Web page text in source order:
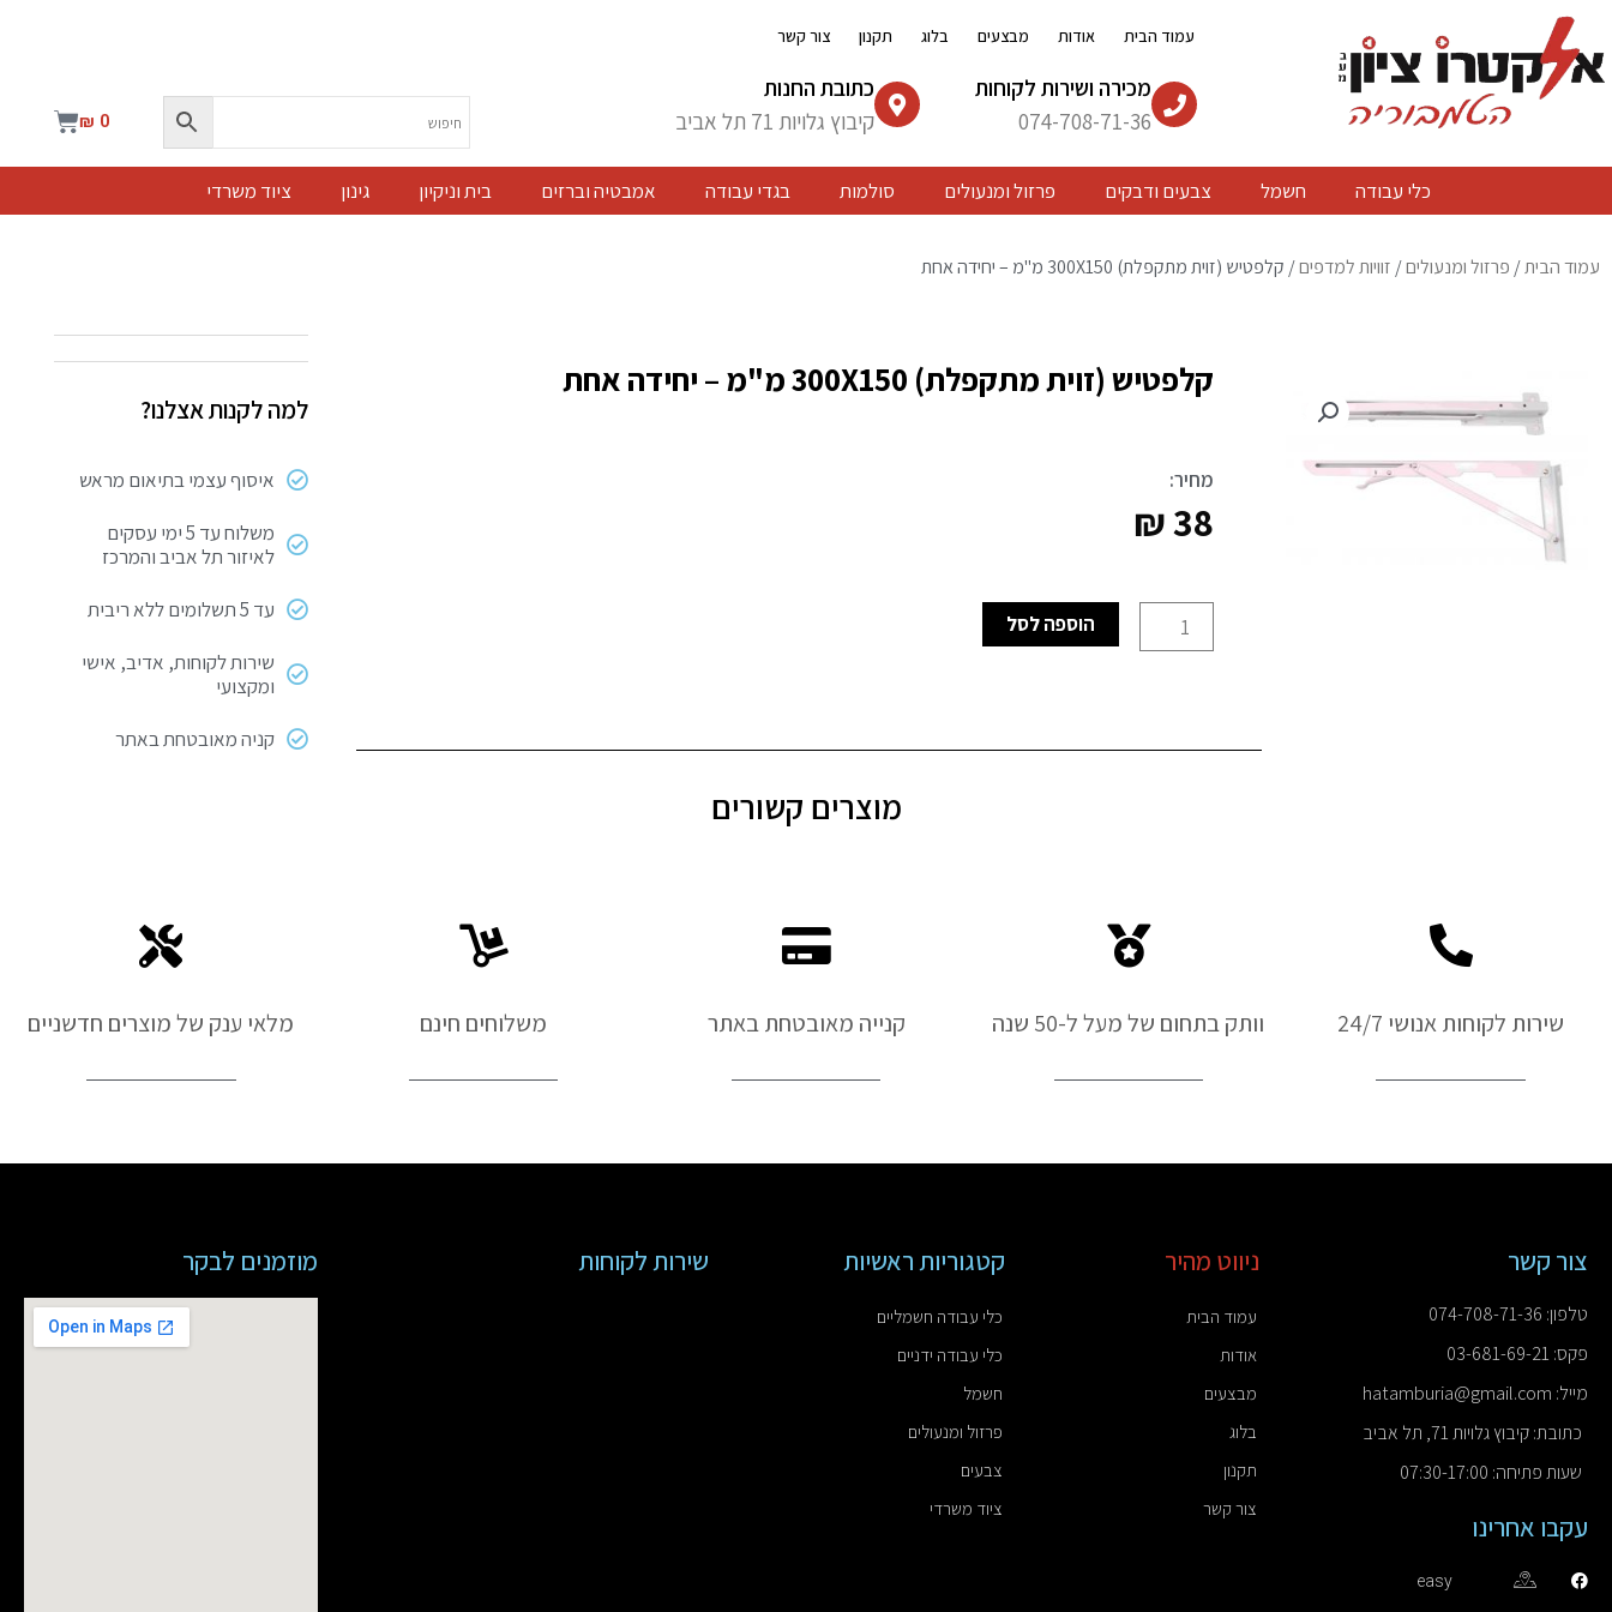
לתוכן
עמוד הבית אודות מבצעים בלוג תקנון צור קשר
מכירה ושירות לקוחות
074-708-71-36
כתובת החנות
קיבוץ גלויות 71 תל אביב
₪ 0
עגלת
כלי עבודה חשמל צבעים ודבקים פרזול ומנעולים סולמות בגדי עבודה אמבטיה וברזים בית וניקיון גינון ציוד משרדי
עמוד הבית/ פרזול ומנעולים/ זוויות למדפים/ קלפטיש (זוית מתקפלת) 300X150 מ"מ – יחידה אחת
קלפטיש (זוית מתקפלת) 300X150 מ"מ – יחידה אחת
מחיר:
₪38
כמות
של
מתקפלת)
הוספה לסל
למה לקנות אצלנו?
איסוף עצמי בתיאום מראש
משלוח עד 5 ימי עסקים
לאיזור תל אביב והמרכז
עד 5 תשלומים ללא ריבית
שירות לקוחות, אדיב, אישי
ומקצועי
קניה מאובטחת באתר
מוצרים קשורים
שירות לקוחות אנושי 24/7 וותק בתחום של מעל ל-50 שנה קנייה מאובטחת באתר משלוחים חינם מלאי ענק של מוצרים חדשניים
צור קשר
טלפון: 074-708-71-36
פקס: 03-681-69-21
מייל: hatamburia@gmail.com
כתובת: קיבוץ גלויות 71, תל אביב
שעות פתיחה: 07:30-17:00
עקבו אחרינו
easy
ניווט מהיר
עמוד הבית
אודות
מבצעים
בלוג
תקנון
צור קשר
קטגוריות ראשיות
כלי עבודה חשמליים
כלי עבודה ידניים
חשמל
פרזול ומנעולים
צבעים
ציוד משרדי
שירות לקוחות מוזמנים לבקר